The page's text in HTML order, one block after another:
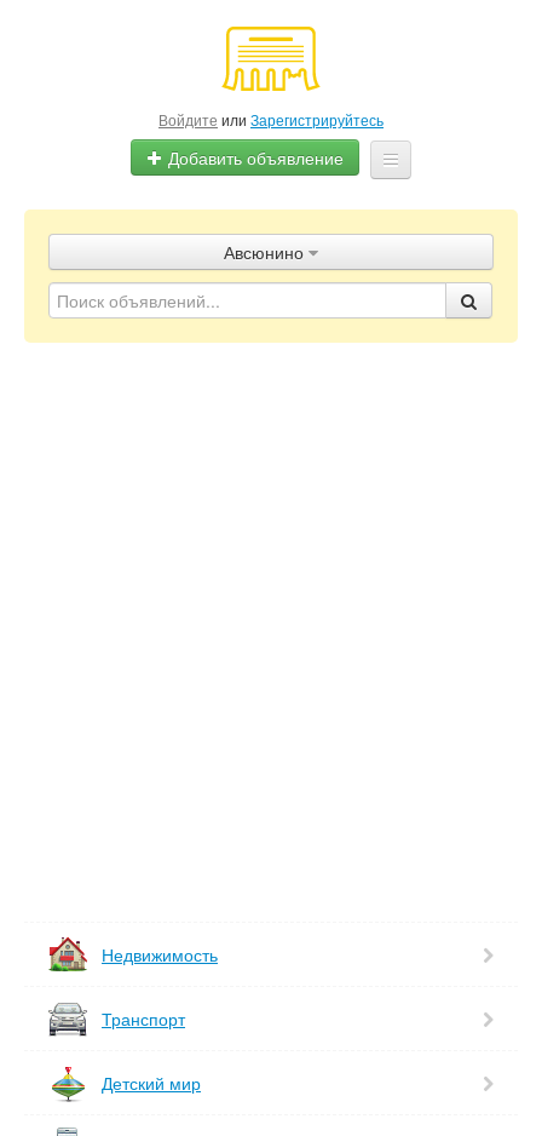
Войдите или Зарегистрируйтесь
Добавить объявление
Объявления
Блог
Авсюнино
Недвижимость
Транспорт
Детский мир